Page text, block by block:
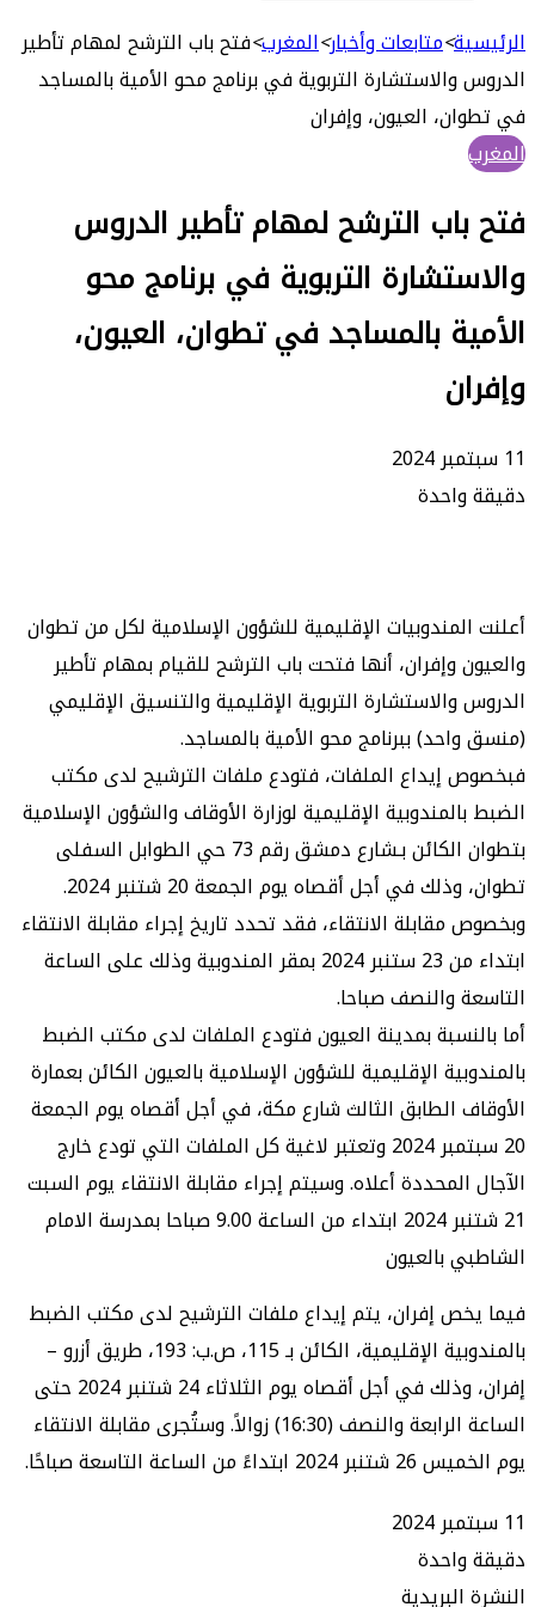
>متابعات وأخبار>المغرب>فتح باب الترشح لمهام تأطير
التربوية في برنامج محو الأمية بالمساجد
العيون، وإفران
الترشح لمهام تأطير الدروس
التربوية في برنامج محو
بالمساجد في تطوان، العيون،
الإقليمية للشؤون الإسلامية لكل من تطوان
وإفران، أنها فتحت باب الترشح للقيام بمهام تأطير
التربوية الإقليمية والتنسيق الإقليمي
ببرنامج محو الأمية بالمساجد.
إيداع الملفات، فتودع ملفات الترشيح لدى مكتب
الإقليمية لوزارة الأوقاف والشؤون الإسلامية
بتطوان الكائن بـشارع دمشق رقم 73 حي الطوابل السفلى
تطوان، وذلك في أجل أقصاه يوم الجمعة 20 شتنبر 2024.
الانتقاء، فقد تحدد تاريخ إجراء مقابلة الانتقاء
ابتداء من 23 ستنبر 2024 بمقر المندوبية وذلك على الساعة
والنصف صباحا.
بمدينة العيون فتودع الملفات لدى مكتب الضبط
الإقليمية للشؤون الإسلامية بالعيون الكائن بعمارة
الطابق الثالث شارع مكة، في أجل أقصاه يوم الجمعة
20 سبتمبر 2024 وتعتبر لاغية كل الملفات التي تودع خارج
أعلاه. وسيتم إجراء مقابلة الانتقاء يوم السبت
21 شتنبر 2024 ابتداء من الساعة 9.00 صباحا بمدرسة الامام
بالعيون
إفران، يتم إيداع ملفات الترشيح لدى مكتب الضبط
بالمندوبية الإقليمية، الكائن بـ 115، ص.ب: 193، طريق أزرو –
إفران، وذلك في أجل أقصاه يوم الثلاثاء 24 شتنبر 2024 حتى
الساعة الرابعة والنصف (16:30) زوالاً. وستُجرى مقابلة الانتقاء
الساعة التاسعة صباحًا.